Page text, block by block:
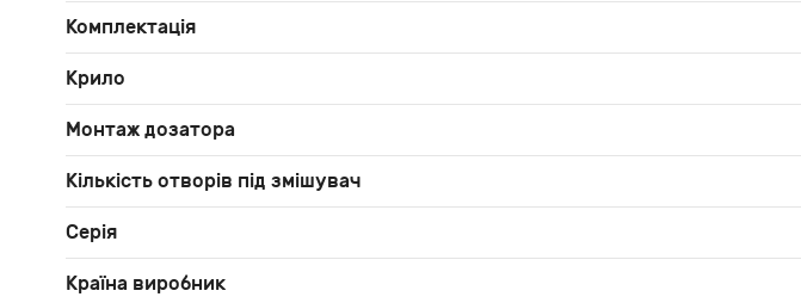
Комплектація
Крило
Монтаж дозатора
Кількість отворів під змішувач
Серія
Країна виробник